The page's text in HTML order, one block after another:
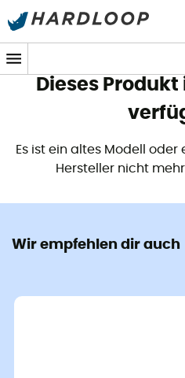
Sommerangebote🔥 -5%
Dieses
Es ist ein altes Modell
Hersteller nicht
Wir empfehlen dir auch